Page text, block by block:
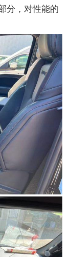
分，对性能的